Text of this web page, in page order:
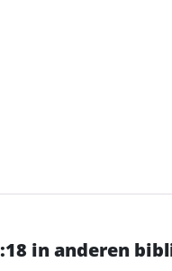
in anderen